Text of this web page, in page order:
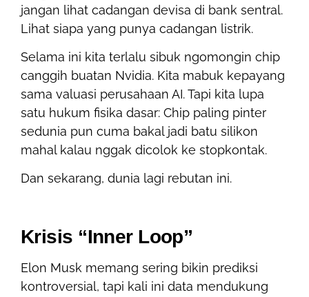
jangan lihat cadangan devisa di bank sentral.
Lihat siapa yang punya cadangan listrik.
Selama ini kita terlalu sibuk ngomongin chip
canggih buatan Nvidia. Kita mabuk kepayang
sama valuasi perusahaan AI. Tapi kita lupa
satu hukum fisika dasar: Chip paling pinter
sedunia pun cuma bakal jadi batu silikon
mahal kalau nggak dicolok ke stopkontak.
Dan sekarang, dunia lagi rebutan ini.
Krisis “Inner Loop”
Elon Musk memang sering bikin prediksi
kontroversial, tapi kali ini data mendukung